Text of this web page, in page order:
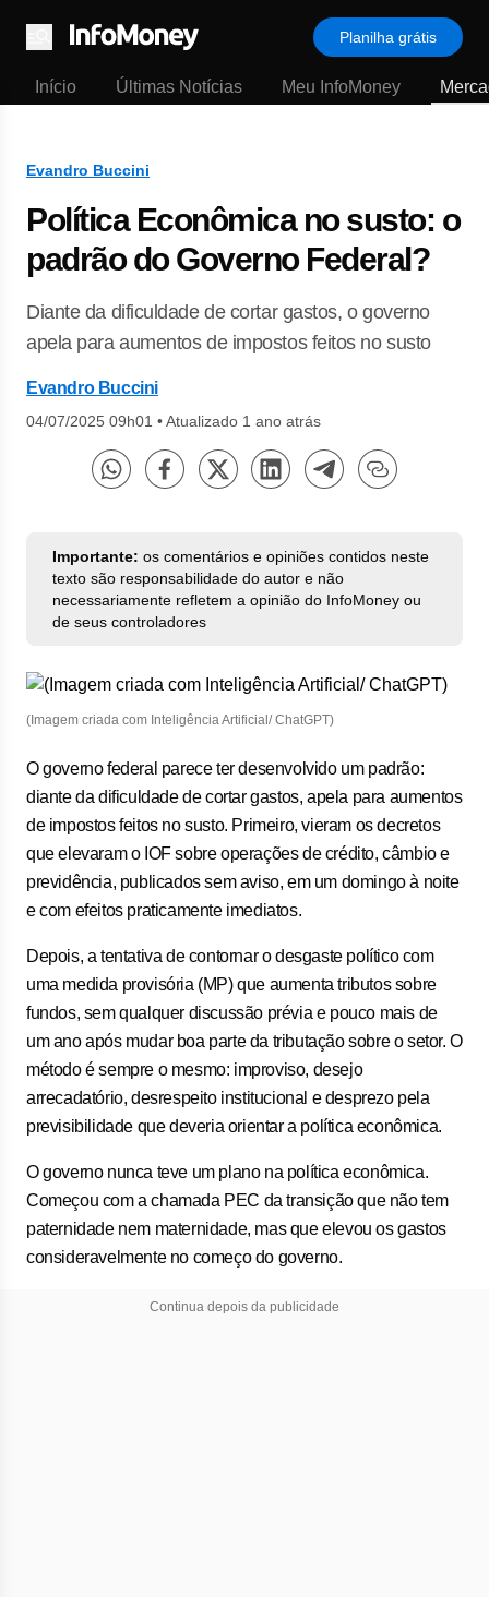
Menu
Planilha grátis
Início Últimas Notícias Meu InfoMoney
Evandro Buccini
Política Econômica no susto: o
padrão do Governo Federal?
Diante da dificuldade de cortar gastos, o governo
apela para aumentos de impostos feitos no susto
Evandro Buccini
04/07/2025 09h01 •Atualizado 1 ano atrás
Importante: os comentários e opiniões contidos neste
texto são responsabilidade do autor e não
necessariamente refletem a opinião do InfoMoney ou
de seus controladores
(Imagem criada com Inteligência Artificial/ ChatGPT)
O governo federal parece ter desenvolvido um padrão:
diante da dificuldade de cortar gastos, apela para aumentos
de impostos feitos no susto. Primeiro, vieram os decretos
que elevaram o IOF sobre operações de crédito, câmbio e
previdência, publicados sem aviso, em um domingo à noite
e com efeitos praticamente imediatos.
Depois, a tentativa de contornar o desgaste político com
uma medida provisória (MP) que aumenta tributos sobre
fundos, sem qualquer discussão prévia e pouco mais de
um ano após mudar boa parte da tributação sobre o setor. O
método é sempre o mesmo: improviso, desejo
arrecadatório, desrespeito institucional e desprezo pela
previsibilidade que deveria orientar a política econômica.
O governo nunca teve um plano na política econômica.
Começou com a chamada PEC da transição que não tem
paternidade nem maternidade, mas que elevou os gastos
consideravelmente no começo do governo.
Continua depois da publicidade